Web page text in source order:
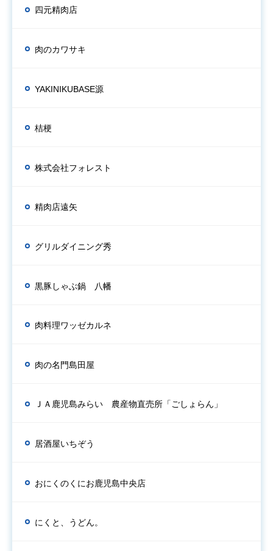
四元精肉店
肉のカワサキ
YAKINIKUBASE源
桔梗
株式会社フォレスト
精肉店遠矢
グリルダイニング秀
黒豚しゃぶ鍋 八幡
肉料理ワッゼカルネ
肉の名門島田屋
ＪＡ鹿児島みらい 農産物直売所「ごしょらん」
居酒屋いちぞう
おにくのくにお鹿児島中央店
にくと、うどん。